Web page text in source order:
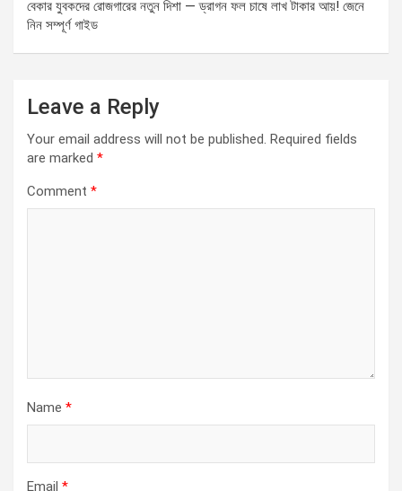
বেকার যুবকদের রোজগারের নতুন দিশা — ড্রাগন ফল চাষে লাখ টাকার আয়! জেনে
নিন সম্পূর্ণ গাইড
Leave a Reply
Your email address will not be published. Required fields
are marked *
Comment *
Name *
Email *